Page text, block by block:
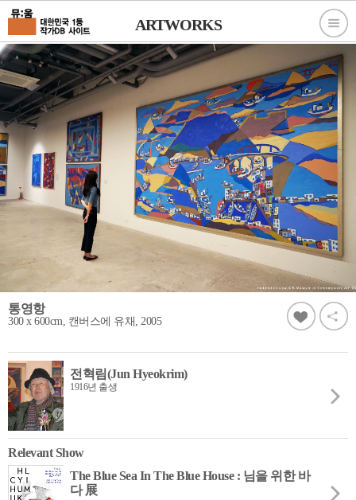
ARTWORKS
통영항
300 x 600cm, 캔버스에 유채, 2005
전혁림(Jun Hyeokrim)
1916년 출생
Relevant Show
The Blue Sea In The Blue House : 님을 위한 바
다 展